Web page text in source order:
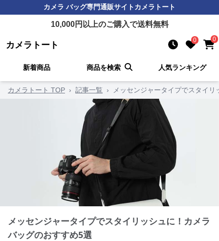
カメラ バッグ専門通販サイトカメラトート
10,000円以上のご購入で送料無料
カメラトート 0 0
新着商品 商品を検索 人気ランキング
カメラトート TOP › 記事一覧 › メッセンジャータイプでスタイ
メッセンジャータイプでスタイリッシュに！カメラ
バッグのおすすめ5選